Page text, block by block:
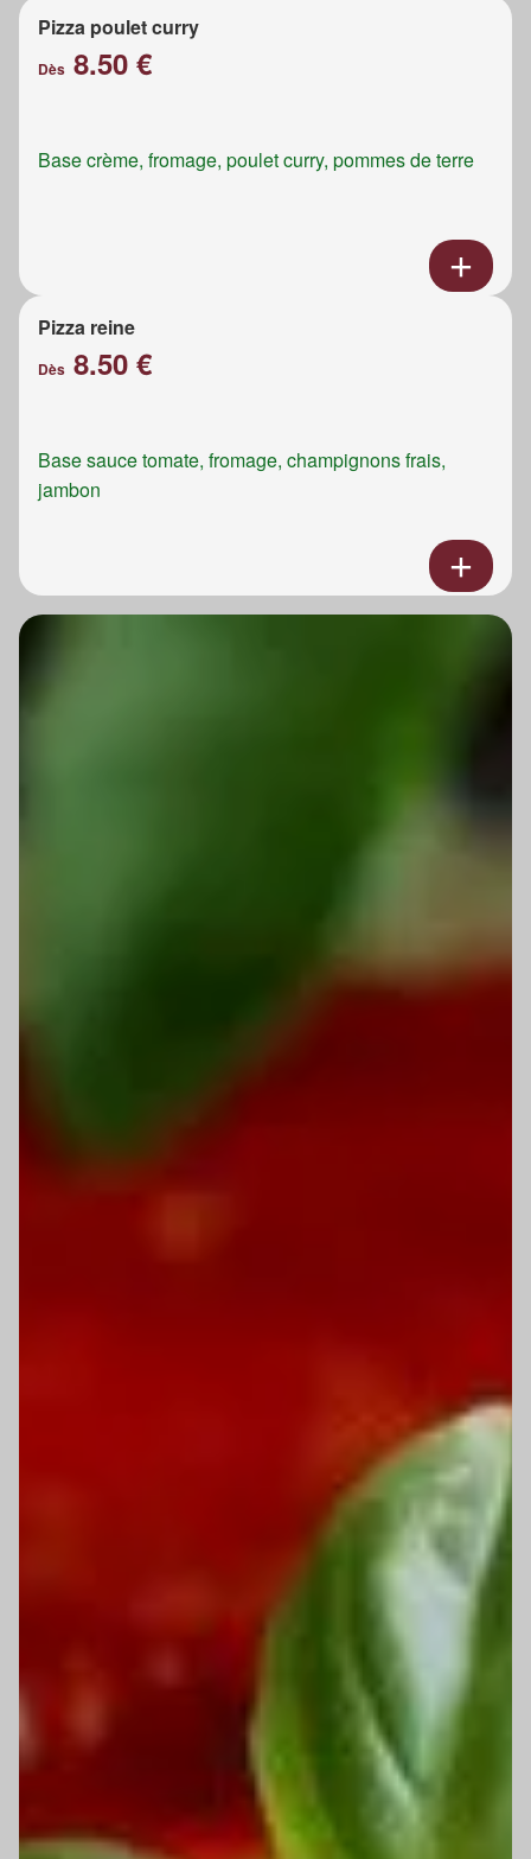
Pizza poulet curry
Dès 8.50 €
Base crème, fromage, poulet curry, pommes de terre
Pizza reine
Dès 8.50 €
Base sauce tomate, fromage, champignons frais,
jambon